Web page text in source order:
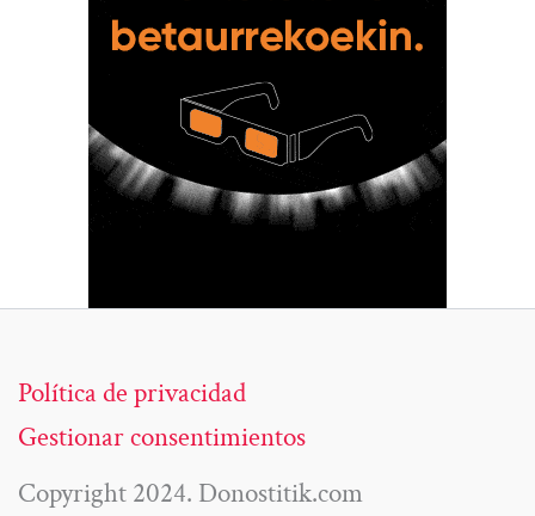
Política de privacidad
Gestionar consentimientos
Copyright 2024. Donostitik.com